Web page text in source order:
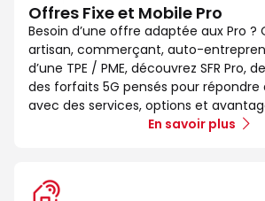
Offres Fixe et Mobile Pro
Besoin d’une offre adaptée aux Pro ?
artisan, commerçant, auto-
d’une TPE / PME, découvrez SFR Pro,
des forfaits 5G pensés pour répondre
avec des services, options et
En savoir plus